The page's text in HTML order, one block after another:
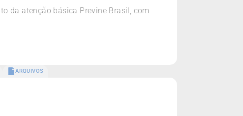
da atenção básica Previne Brasil, com
ARQUIVOS